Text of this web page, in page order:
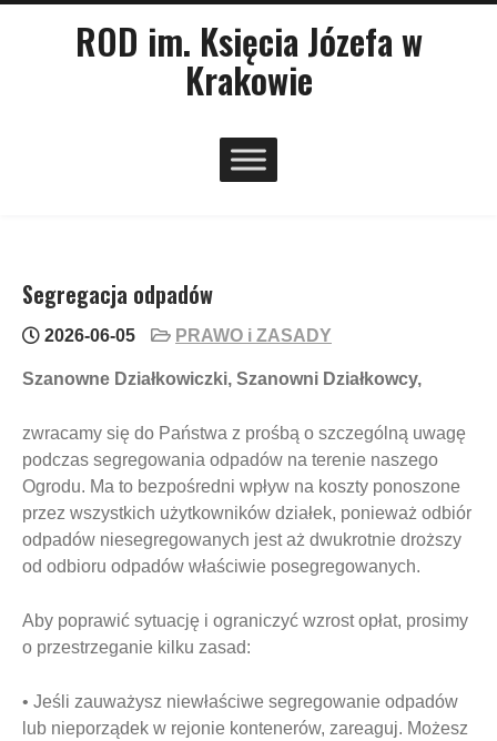
ROD im. Księcia Józefa w
Krakowie
Segregacja odpadów
2026-06-05 PRAWO i ZASADY
Szanowne Działkowiczki, Szanowni Działkowcy,
zwracamy się do Państwa z prośbą o szczególną uwagę
podczas segregowania odpadów na terenie naszego
Ogrodu. Ma to bezpośredni wpływ na koszty ponoszone
przez wszystkich użytkowników działek, ponieważ odbiór
odpadów niesegregowanych jest aż dwukrotnie droższy
od odbioru odpadów właściwie posegregowanych.
Aby poprawić sytuację i ograniczyć wzrost opłat, prosimy
o przestrzeganie kilku zasad:
• Jeśli zauważysz niewłaściwe segregowanie odpadów
lub nieporządek w rejonie kontenerów, zareaguj. Możesz